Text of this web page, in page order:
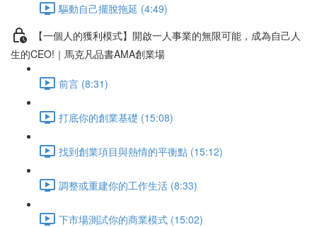
驅動自己擺脫拖延 (4:49)
【一個人的獲利模式】開啟一人事業的無限可能，成為自己人
生的CEO!｜馬克凡品書AMA創業場
前言 (8:31)
打底你的創業基礎 (15:08)
找到創業項目與熱情的平衡點 (15:12)
調整或重建你的工作生活 (8:33)
下市場測試你的商業模式 (15:02)